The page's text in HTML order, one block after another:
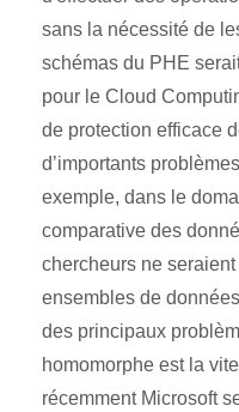
sans la nécessité de
schémas du PHE
pour le Cloud
de protection efficace
d’importants
exemple, dans le
comparative des
chercheurs ne
ensembles de
des principaux
homomorphe est la
récemment Microsoft